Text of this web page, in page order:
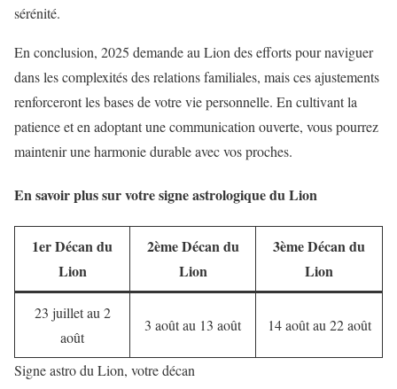
sérénité.
En conclusion, 2025 demande au Lion des efforts pour naviguer
dans les complexités des relations familiales, mais ces ajustements
renforceront les bases de votre vie personnelle. En cultivant la
patience et en adoptant une communication ouverte, vous pourrez
maintenir une harmonie durable avec vos proches.
En savoir plus sur votre signe astrologique du Lion
1er Décan du
Lion
2ème Décan du
Lion
3ème Décan du
Lion
23 juillet au 2
août
3 août au 13 août 14 août au 22 août
Signe astro du Lion, votre décan